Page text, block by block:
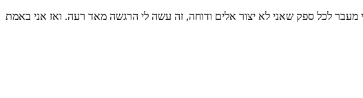
לכל ספק שאני לא יצור אלים ודוחה, זה עשה לי הרגשה מאד רעה. ואז אני באמת